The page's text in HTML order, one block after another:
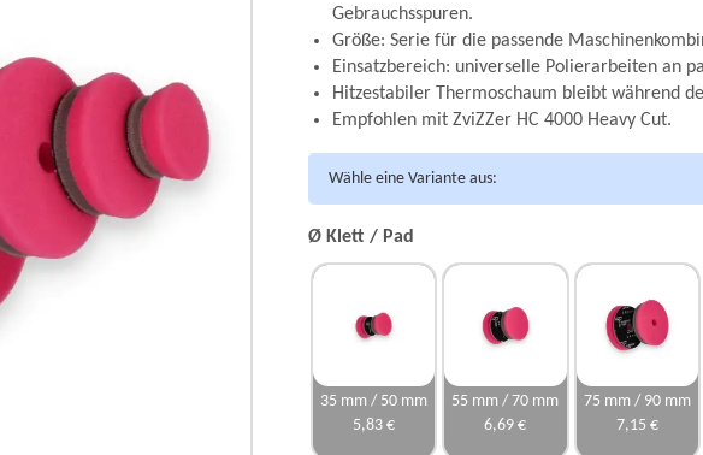
Gebrauchsspuren.
Größe: Serie für die passende
Einsatzbereich: universelle Polierarbeiten an
Hitzestabiler Thermoschaum bleibt während
Empfohlen mit ZviZZer HC 4000 Heavy Cut.
Wähle eine Variante aus:
Ø Klett / Pad
35 mm / 50 mm
5,83 €
55 mm / 70 mm
6,69 €
75 mm / 90 mm
7,15 €